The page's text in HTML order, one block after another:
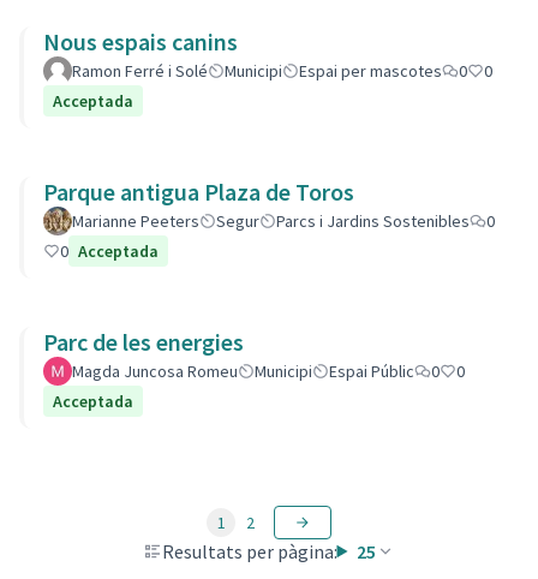
Nous espais canins
Ramon Ferré i Solé Municipi Espai per mascotes 0
0
Acceptada
Parque antigua Plaza de Toros
Marianne Peeters Segur Parcs i Jardins Sostenibles
0
0 Acceptada
Parc de les energies
Magda Juncosa Romeu Municipi Espai Públic 0
0
Acceptada
Resultats per pàgina: 25
1 2